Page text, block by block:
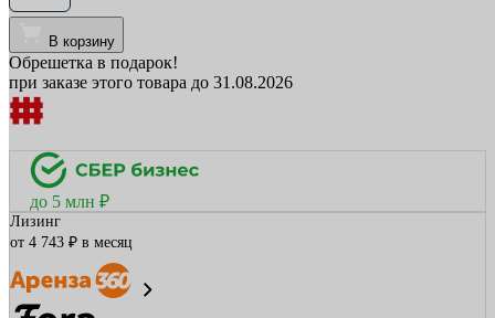
В корзину
Обрешетка в подарок!
при заказе этого товара до 31.08.2026
до 5 млн ₽
Лизинг
от 4 743 ₽ в месяц